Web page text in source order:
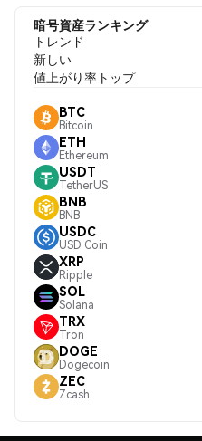
暗号資産ランキング
トレンド
新しい
値上がり率トップ
BTC
Bitcoin
ETH
Ethereum
USDT
TetherUS
BNB
BNB
USDC
USD Coin
XRP
Ripple
SOL
Solana
TRX
Tron
DOGE
Dogecoin
ZEC
Zcash